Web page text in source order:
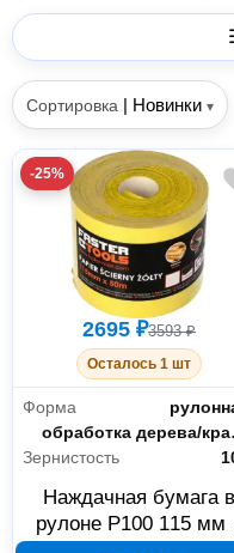
Сортировка | Новинки ▾
-25%
2695 ₽3593 ₽
Осталось 1 шт
Форма
Назначение
Зернистость
Наждачная бумага в
рулоне Р100 115 мм